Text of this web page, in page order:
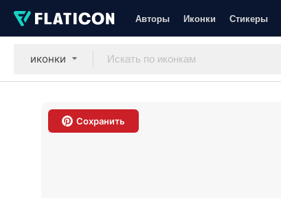
Авторы Иконки Стикеры
иконки
Сохранить